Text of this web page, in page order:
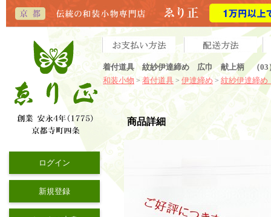
着付道具 紋紗伊達締め 広巾 献上柄 （03
和装小物 > 着付道具 > 伊達締め> 紋紗伊達締
ログイン
新規登録
商品詳細